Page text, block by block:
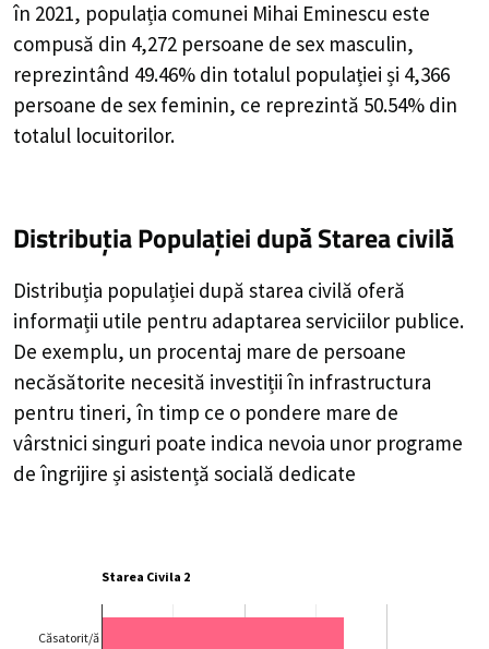
în 2021, populația comunei Mihai Eminescu este
compusă din 4,272 persoane de sex masculin,
reprezintând 49.46% din totalul populației și 4,366
persoane de sex feminin, ce reprezintă 50.54% din
totalul locuitorilor.
Distribuția Populațieidupă Starea civilă
Distribuția populației după starea civilă oferă
informații utile pentru adaptarea serviciilor publice.
De exemplu, un procentaj mare de persoane
necăsătorite necesită investiții în infrastructura
pentru tineri, în timp ce o pondere mare de
vârstnici singuri poate indica nevoia unor programe
de îngrijire și asistență socială dedicate
Starea Civila 2
Căsatorit/ă